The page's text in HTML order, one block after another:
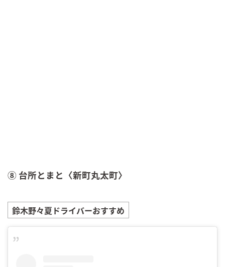
⑧ 台所とまと〈新町丸太町〉
鈴木野々夏 ドライバーおすすめ